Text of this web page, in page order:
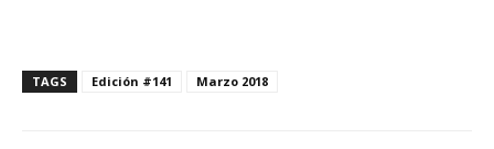
TAGS Edición #141 Marzo 2018